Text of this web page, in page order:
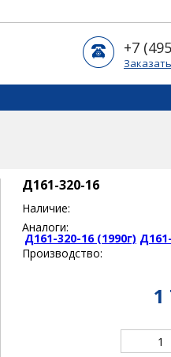
+7
Д161-320-16
Наличие:
Аналоги:
Д161-320-16 (1990г)
Производство:
1